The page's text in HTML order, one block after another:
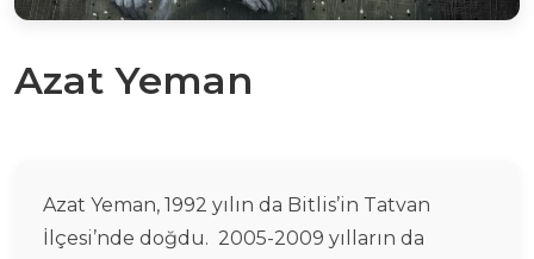
Azat Yeman
Azat Yeman, 1992 yılın da Bitlis’in Tatvan
İlçesi’nde doğdu. 2005-2009 yılların da